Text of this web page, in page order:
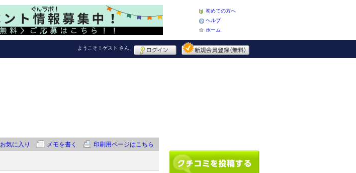
初めての方へ
ヘルプ
ホーム
ようこそ！ ゲスト さん
お気に入り メモを書く 印刷用ページはこちら